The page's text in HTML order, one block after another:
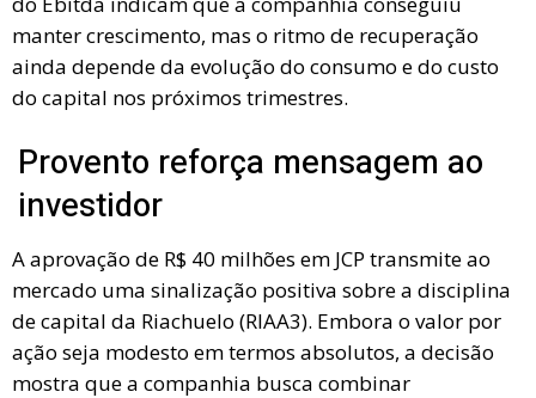
manter crescimento, mas o ritmo de recuperação
ainda depende da evolução do consumo e do custo
do capital nos próximos trimestres.
Provento reforça mensagem ao
investidor
A aprovação de R$ 40 milhões em JCP transmite ao
mercado uma sinalização positiva sobre a disciplina
de capital da Riachuelo (RIAA3). Embora o valor por
ação seja modesto em termos absolutos, a decisão
mostra que a companhia busca combinar